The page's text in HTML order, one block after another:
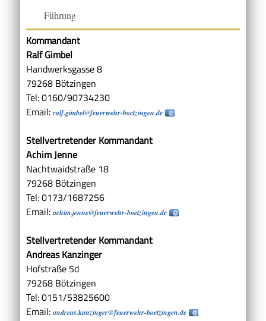
Führung
Kommandant
Ralf Gimbel
Handwerksgasse 8
79268 Bötzingen
Tel: 0160/90734230
Email:ralf.gimbel@feuerwehr-boetzingen.de
Stellvertretender Kommandant
Achim Jenne
Nachtwaidstraße 18
79268 Bötzingen
Tel: 0173/1687256
Email:achim.jenne@feuerwehr-boetzingen.de
Stellvertretender Kommandant
Andreas Kanzinger
Hofstraße 5d
79268 Bötzingen
Tel: 0151/53825600
Email:andreas.kanzinger@feuerwehr-boetzingen.de